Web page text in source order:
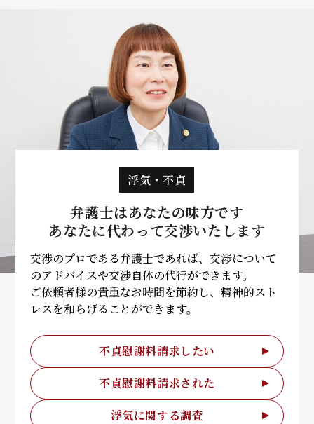
浮気・不貞
弁護士はあなたの味方です
あなたに代わって交渉いたします
交渉のプロである弁護士であれば、交渉について
のアドバイスや交渉自体の代行ができます。
ご依頼者様の貴重なお時間を節約し、精神的スト
レスを和らげることができます。
不貞慰謝料請求したい
不貞慰謝料請求された
浮気に関する調査